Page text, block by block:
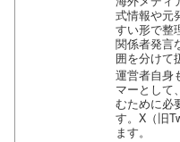
式情報や元
すい形で整
関係者発言
囲を分けて
運営者自身
マーとして
むために必
す。X（旧
ます。